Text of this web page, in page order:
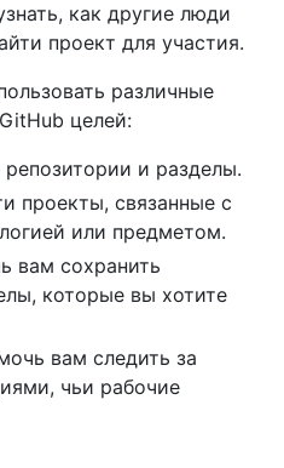
как другие люди
проект для участия.
различные
целей:
репозитории и разделы.
проекты, связанные с
или предметом.
вам сохранить
которые вы хотите
вам следить за
чьи рабочие